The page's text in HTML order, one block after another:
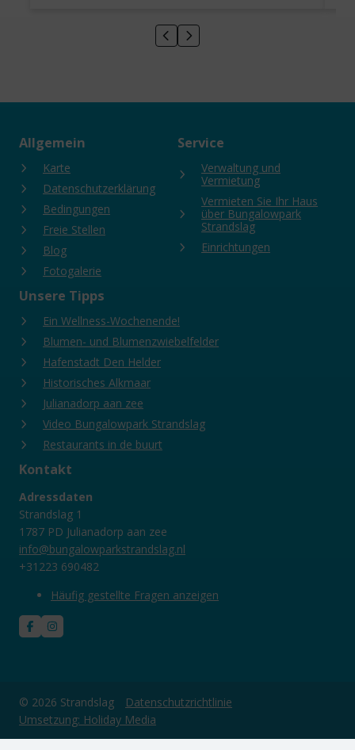
Allgemein
Karte
Datenschutzerklärung
Bedingungen
Freie Stellen
Blog
Fotogalerie
Service
Verwaltung und
Vermietung
Vermieten Sie Ihr Haus
über Bungalowpark
Strandslag
Einrichtungen
Unsere Tipps
Ein Wellness-Wochenende!
Blumen- und Blumenzwiebelfelder
Hafenstadt Den Helder
Historisches Alkmaar
Julianadorp aan zee
Video Bungalowpark Strandslag
Restaurants in de buurt
Kontakt
Adressdaten
Strandslag 1
1787 PD Julianadorp aan zee
info@bungalowparkstrandslag.nl
+31223 690482
Häufig gestellte Fragen anzeigen
© 2026 Strandslag
Datenschutzrichtlinie
Umsetzung: Holiday Media